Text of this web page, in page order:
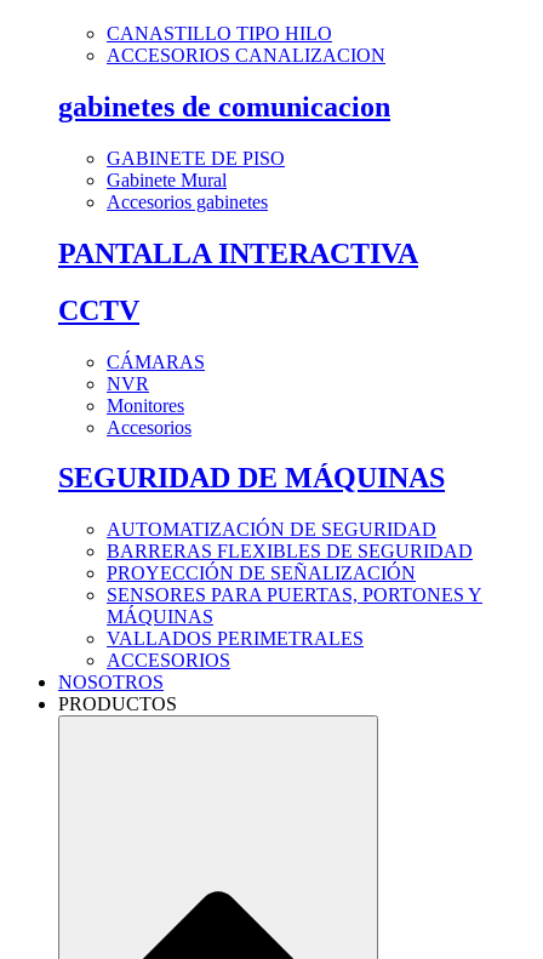
CANASTILLO TIPO HILO
ACCESORIOS CANALIZACION
gabinetes de comunicacion
GABINETE DE PISO
Gabinete Mural
Accesorios gabinetes
PANTALLA INTERACTIVA
CCTV
CÁMARAS
NVR
Monitores
Accesorios
SEGURIDAD DE MÁQUINAS
AUTOMATIZACIÓN DE SEGURIDAD
BARRERAS FLEXIBLES DE SEGURIDAD
PROYECCIÓN DE SEÑALIZACIÓN
SENSORES PARA PUERTAS, PORTONES Y
MÁQUINAS
VALLADOS PERIMETRALES
ACCESORIOS
NOSOTROS
PRODUCTOS